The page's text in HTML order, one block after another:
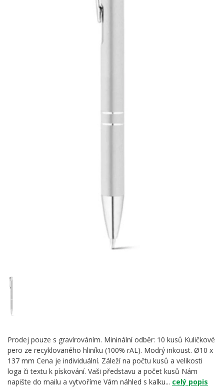
Prodej pouze s gravírováním. Mininální odběr: 10 kusů Kuličkové
pero ze recyklovaného hliníku (100% rAL). Modrý inkoust. Ø10 x
137 mm Cena je individuální. Záleží na počtu kusů a velikosti
loga či textu k pískování. Vaši představu a počet kusů Nám
napište do mailu a vytvoříme Vám náhled s kalku... celý popis